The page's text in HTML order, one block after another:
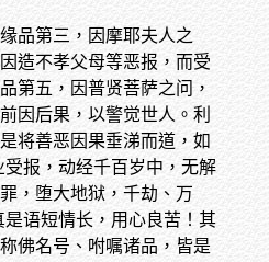
品第三，因摩耶夫人之
造不孝父母等恶报，而受
第五，因普贤菩萨之问，
因后果，以警觉世人。利
将善恶因果垂涕而道，如
受报，动经千百岁中，无解
，堕大地狱，千劫、万
是语短情长，用心良苦！其
佛名号、咐嘱诸品，皆是